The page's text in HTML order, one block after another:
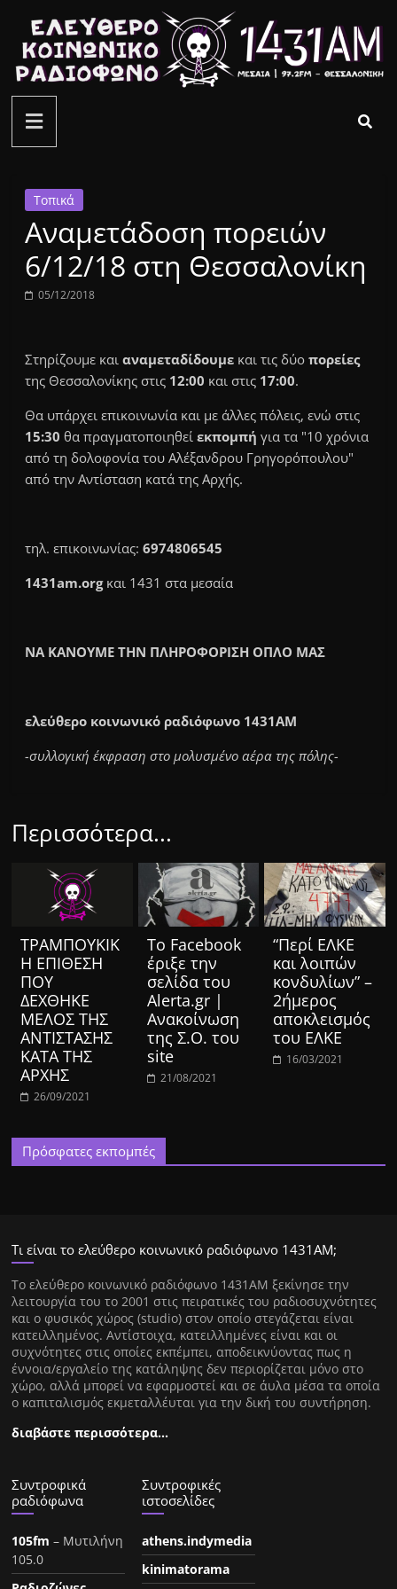
περιεχόμενο
ελεύθερο
κοινωνικό
ραδιόφωνο
1431AM
Τοπικά
Αναμετάδοση πορειών
6/12/18 στη Θεσσαλονίκη
05/12/2018
Στηρίζουμε καιαναμεταδίδουμε και τις δύοπορείες
της Θεσσαλονίκης στις 12:00 και στις 17:00.
Θα υπάρχει επικοινωνία και με άλλες πόλεις, ενώ στις
15:30 θα πραγματοποιηθείεκπομπή για τα "10 χρόνια
από τη δολοφονία του Αλέξανδρου Γρηγορόπουλου"
από την Αντίσταση κατά της Αρχής.
τηλ. επικοινωνίας:6974806545
1431am.orgκαι 1431 στα μεσαία
ΝΑ ΚΑΝΟΥΜΕ ΤΗΝ ΠΛΗΡΟΦΟΡΙΣΗ ΟΠΛΟ ΜΑΣ
ελεύθερο κοινωνικό ραδιόφωνο 1431AM
-συλλογική έκφραση στο μολυσμένο αέρα της πόλης-
Περισσότερα...
ΤΡΑΜΠΟΥΚΙΚ
Η ΕΠΙΘΕΣΗ
ΠΟΥ
ΔΕΧΘΗΚΕ
ΜΕΛΟΣ ΤΗΣ
ΑΝΤΙΣΤΑΣΗΣ
ΚΑΤΑ ΤΗΣ
ΑΡΧΗΣ
26/09/2021
Το Facebook
έριξε την
σελίδα του
Alerta.gr |
Ανακοίνωση
της Σ.Ο. του
site
21/08/2021
“Περί ΕΛΚΕ
και λοιπών
κονδυλίων” –
2ήμερος
αποκλεισμός
του ΕΛΚΕ
16/03/2021
Πρόσφατες εκπομπές
Τι είναι το ελεύθερο κοινωνικό ραδιόφωνο 1431ΑΜ;
Tο ελεύθερο κοινωνικό ραδιόφωνο 1431AM ξεκίνησε την
λειτουργία του το 2001 στις πειρατικές του ραδιοσυχνότητες
και ο φυσικός χώρος (studio) στον οποίο στεγάζεται είναι
κατειλλημένος. Αντίστοιχα, κατειλλημένες είναι και οι
συχνότητες στις οποίες εκπέμπει, αποδεικνύοντας πως η
έννοια/εργαλείο της κατάληψης δεν περιορίζεται μόνο στο
χώρο, αλλά μπορεί να εφαρμοστεί και σε άυλα μέσα τα οποία
ο καπιταλισμός εκμεταλλέυται για την δική του συντήρηση.
διαβάστε περισσότερα…
Συντροφικά
ραδιόφωνα
105fm – Μυτιλήνη
105.0
Συντροφικές
ιστοσελίδες
athens.indymedia
kinimatorama